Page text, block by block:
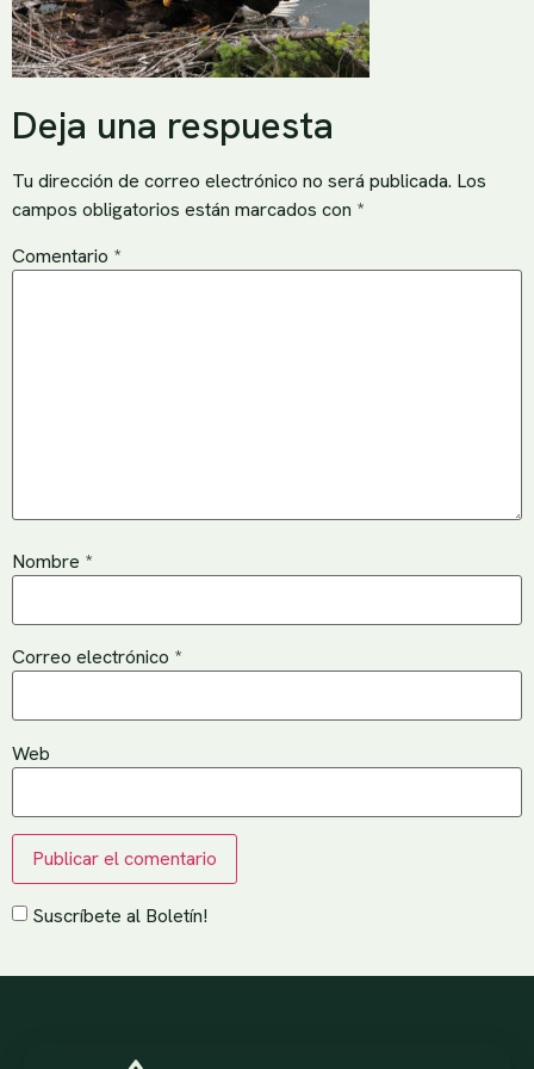
Deja una respuesta
Tu dirección de correo electrónico no será publicada. Los
campos obligatorios están marcados con *
Comentario *
Nombre *
Correo electrónico *
Web
Suscríbete al Boletín!